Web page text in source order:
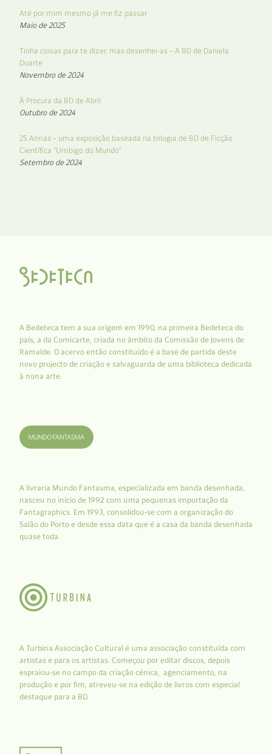
Até por mim mesmo já me fiz passar
Maio de 2025
Tinha coisas para te dizer, mas desenhei-as – A BD de Daniela
Duarte
Novembro de 2024
À Procura da BD de Abril
Outubro de 2024
25 Almas – uma exposição baseada na trilogia de BD de Ficção
Científica “Umbigo do Mundo”
Setembro de 2024
A Bedeteca tem a sua origem em 1990, na primeira Bedeteca do
país, a da Comicarte, criada no âmbito da Comissão de Jovens de
Ramalde. O acervo então constituído é a base de partida deste
novo projecto de criação e salvaguarda de uma biblioteca dedicada
à nona arte.
A livraria Mundo Fantasma, especializada em banda desenhada,
nasceu no início de 1992 com uma pequenas importação da
Fantagraphics. Em 1993, consolidou-se com a organização do
Salão do Porto e desde essa data que é a casa da banda desenhada
quase toda.
A Turbina Associação Cultural é uma associação constituída com
artistas e para os artistas. Começou por editar discos, depois
espraiou-se no campo da criação cénica, agenciamento, na
produção e por fim, atreveu-se na edição de livros com especial
destaque para a BD.